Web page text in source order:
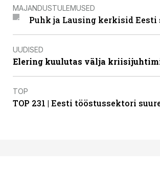
MAJANDUSTULEMUSED
Puhk ja Lausing kerkisid
UUDISED
Elering kuulutas välja
TOP
TOP 231 | Eesti tööstussektori